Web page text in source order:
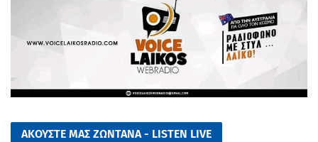
ΑΚΟΥΣΤΕ ΜΑΣ ΖΩΝΤΑΝΑ - LISTEN LIVE